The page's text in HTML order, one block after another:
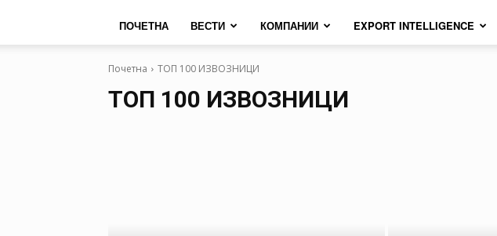
ПОЧЕТНА ВЕСТИ КОМПАНИИ EXPORT INTELLIGENCE
Почетна ТОП 100 ИЗВОЗНИЦИ
ТОП 100 ИЗВОЗНИЦИ